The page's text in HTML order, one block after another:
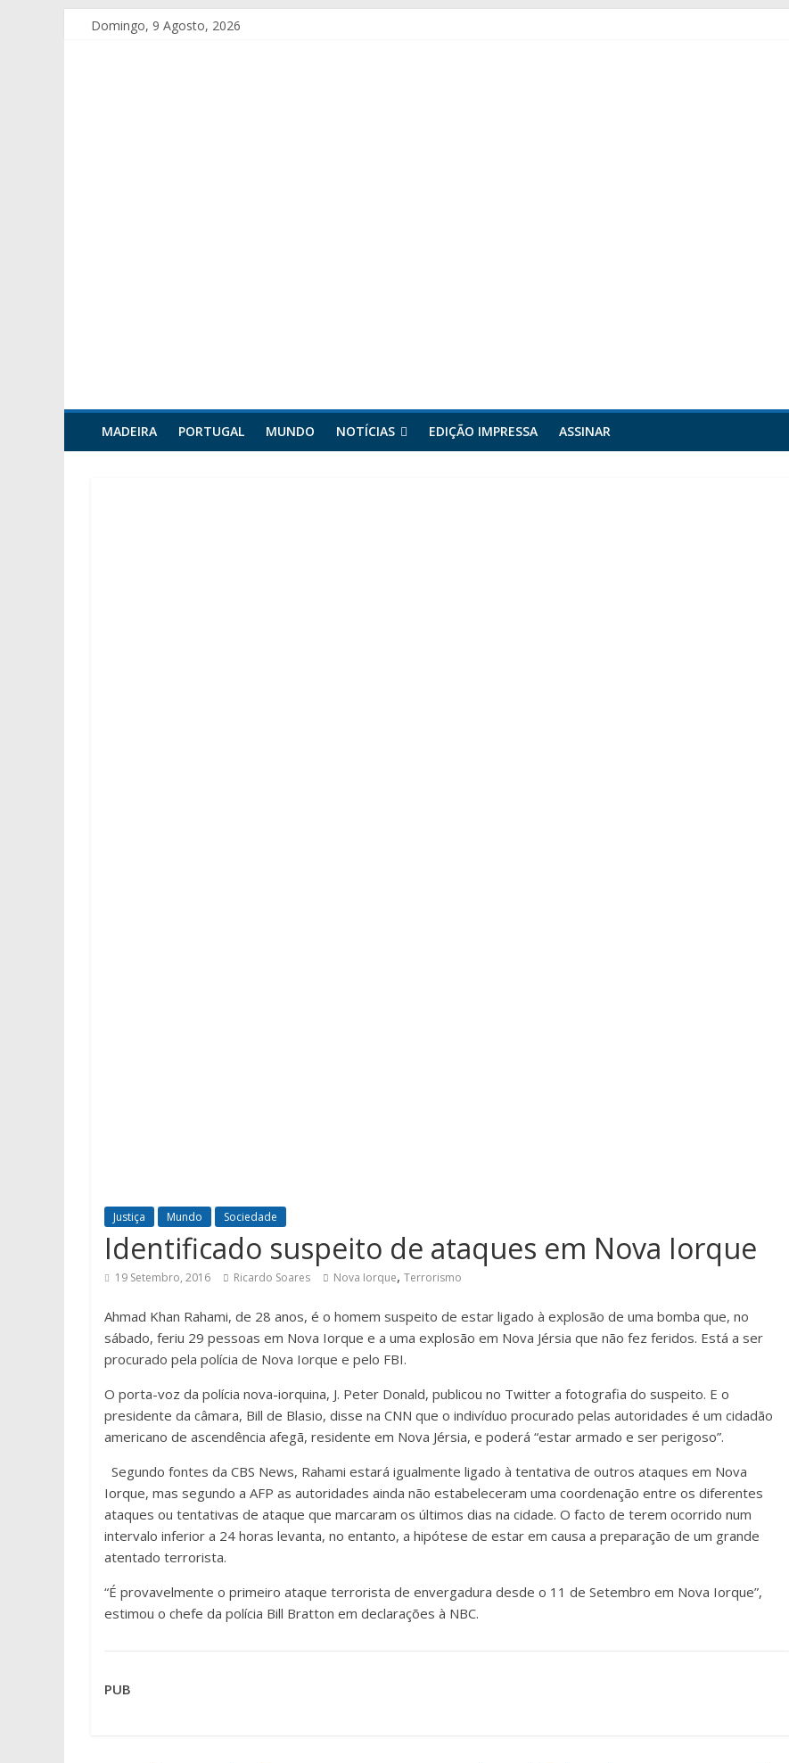
Domingo, 9 Agosto, 2026
MADEIRA PORTUGAL MUNDO NOTÍCIAS EDIÇÃO IMPRESSA ASSINAR
Justiça Mundo Sociedade
Identificado suspeito de ataques em Nova Iorque
19 Setembro, 2016 Ricardo Soares Nova Iorque, Terrorismo
Ahmad Khan Rahami, de 28 anos, é o homem suspeito de estar ligado à explosão de uma bomba que, no
sábado, feriu 29 pessoas em Nova Iorque e a uma explosão em Nova Jérsia que não fez feridos. Está a ser
procurado pela polícia de Nova Iorque e pelo FBI.
O porta-voz da polícia nova-iorquina, J. Peter Donald, publicou no Twitter a fotografia do suspeito. E o
presidente da câmara, Bill de Blasio, disse na CNN que o indivíduo procurado pelas autoridades é um cidadão
americano de ascendência afegã, residente em Nova Jérsia, e poderá “estar armado e ser perigoso”.
Segundo fontes da CBS News, Rahami estará igualmente ligado à tentativa de outros ataques em Nova
Iorque, mas segundo a AFP as autoridades ainda não estabeleceram uma coordenação entre os diferentes
ataques ou tentativas de ataque que marcaram os últimos dias na cidade. O facto de terem ocorrido num
intervalo inferior a 24 horas levanta, no entanto, a hipótese de estar em causa a preparação de um grande
atentado terrorista.
“É provavelmente o primeiro ataque terrorista de envergadura desde o 11 de Setembro em Nova Iorque”,
estimou o chefe da polícia Bill Bratton em declarações à NBC.
PUB